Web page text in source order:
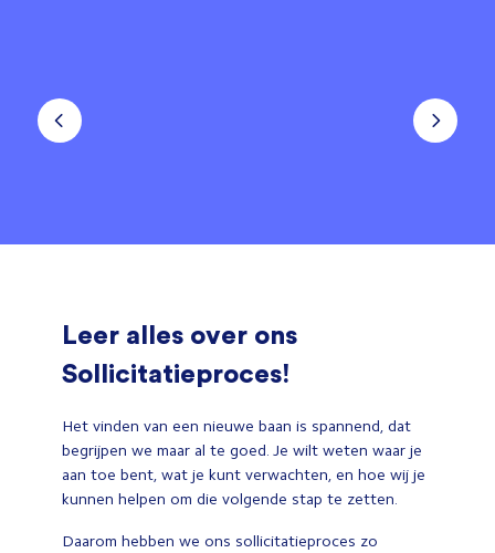
Leer alles over ons
Sollicitatieproces!
Het vinden van een nieuwe baan is spannend, dat
begrijpen we maar al te goed. Je wilt weten waar je
aan toe bent, wat je kunt verwachten, en hoe wij je
kunnen helpen om die volgende stap te zetten.
Daarom hebben we ons sollicitatieproces zo